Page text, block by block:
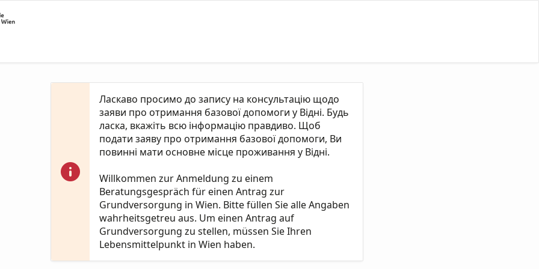
Ласкаво просимо до запису на консультацію щодо
заяви про отримання базової допомоги у Відні. Будь
ласка, вкажіть всю інформацію правдиво. Щоб
подати заяву про отримання базової допомоги, Ви
повинні мати основне місце проживання у Відні.
Willkommen zur Anmeldung zu einem
Beratungsgespräch für einen Antrag zur
Grundversorgung in Wien. Bitte füllen Sie alle Angaben
wahrheitsgetreu aus. Um einen Antrag auf
Grundversorgung zu stellen, müssen Sie Ihren
Lebensmittelpunkt in Wien haben.